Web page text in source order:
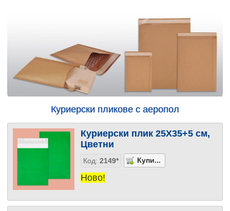
Куриерски пликове с аеропол
Куриерски плик 25Х35+5 см,
Цветни
Код: 2149*
Ново!